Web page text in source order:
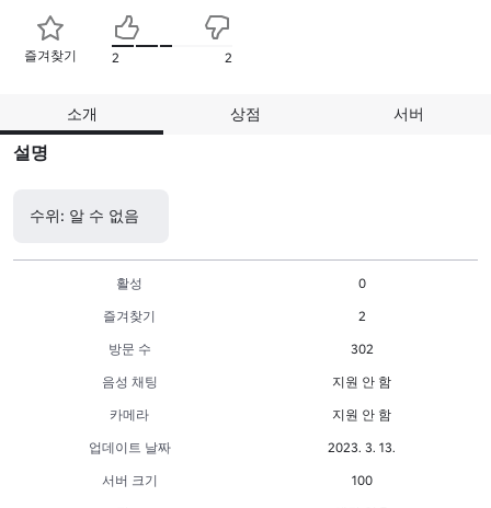
즐겨찾기 2 2
소개 상점 서버
설명
수위: 알 수 없음
활성
0
즐겨찾기
2
방문 수
302
음성 채팅
지원 안 함
카메라
지원 안 함
업데이트 날짜
2023. 3. 13.
서버 크기
100